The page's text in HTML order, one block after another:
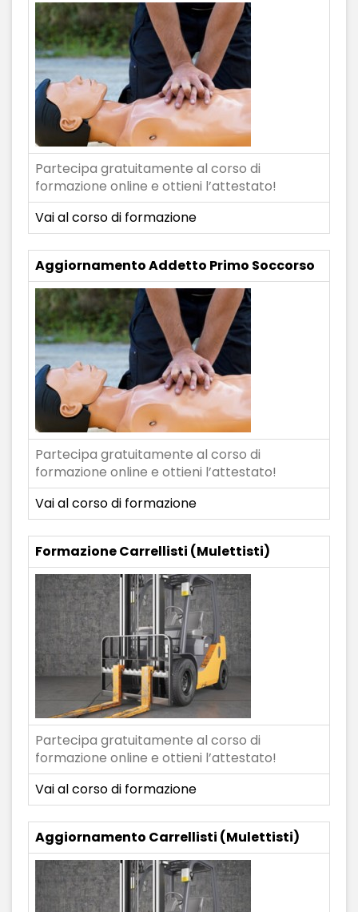
Partecipa gratuitamente al corso di
formazione online e ottieni l’attestato!
Vai al corso di formazione
Aggiornamento Addetto Primo Soccorso
Partecipa gratuitamente al corso di
formazione online e ottieni l’attestato!
Vai al corso di formazione
Formazione Carrellisti (Mulettisti)
Partecipa gratuitamente al corso di
formazione online e ottieni l’attestato!
Vai al corso di formazione
Aggiornamento Carrellisti (Mulettisti)